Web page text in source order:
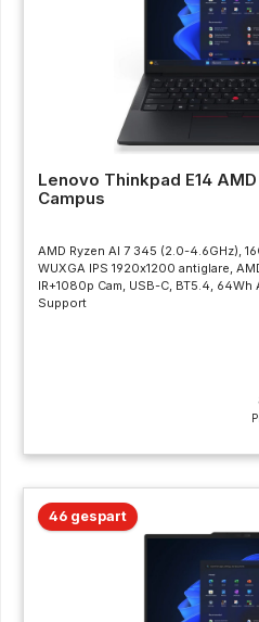
Lenovo Thinkpad E14 AMD
Campus
AMD Ryzen AI 7 345 (2.0-4.6GHz),
WUXGA IPS 1920x1200 antiglare,
IR+1080p Cam, USB-C, BT5.4, 64Wh
Support
46 gespart